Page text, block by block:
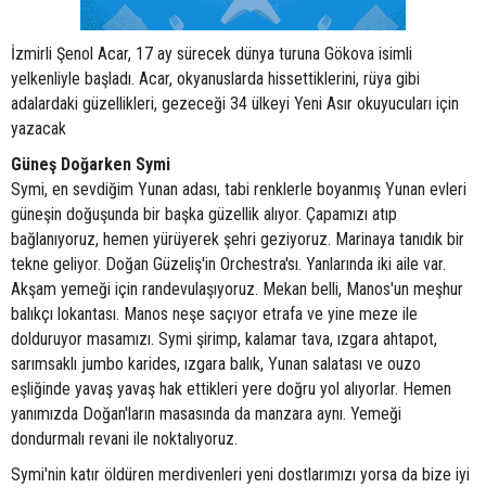
İzmirli Şenol Acar, 17 ay sürecek dünya turuna Gökova isimli
yelkenliyle başladı. Acar, okyanuslarda hissettiklerini, rüya gibi
adalardaki güzellikleri, gezeceği 34 ülkeyi Yeni Asır okuyucuları için
yazacak
Güneş Doğarken Symi
Symi, en sevdiğim Yunan adası, tabi renklerle boyanmış Yunan evleri
güneşin doğuşunda bir başka güzellik alıyor. Çapamızı atıp
bağlanıyoruz, hemen yürüyerek şehri geziyoruz. Marinaya tanıdık bir
tekne geliyor. Doğan Güzeliş'in Orchestra'sı. Yanlarında iki aile var.
Akşam yemeği için randevulaşıyoruz. Mekan belli, Manos'un meşhur
balıkçı lokantası. Manos neşe saçıyor etrafa ve yine meze ile
dolduruyor masamızı. Symi şirimp, kalamar tava, ızgara ahtapot,
sarımsaklı jumbo karides, ızgara balık, Yunan salatası ve ouzo
eşliğinde yavaş yavaş hak ettikleri yere doğru yol alıyorlar. Hemen
yanımızda Doğan'ların masasında da manzara aynı. Yemeği
dondurmalı revani ile noktalıyoruz.
Symi'nin katır öldüren merdivenleri yeni dostlarımızı yorsa da bize iyi